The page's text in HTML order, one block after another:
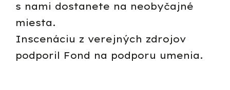
s nami dostanete na neobyčajné
miesta.
Inscenáciu z verejných zdrojov
podporil Fond na podporu umenia.